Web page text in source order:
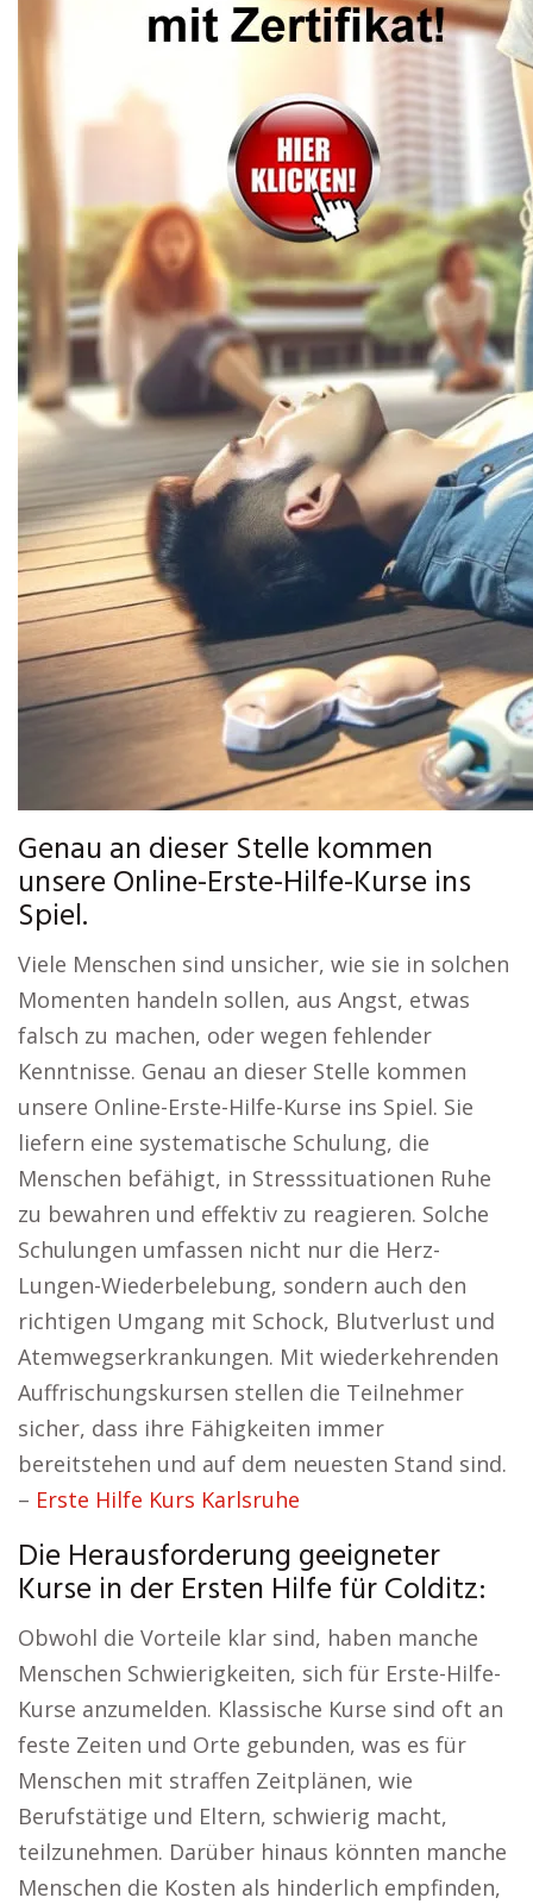
Genau an dieser Stelle kommen
unsere Online-Erste-Hilfe-Kurse ins
Spiel.
Viele Menschen sind unsicher, wie sie in solchen
Momenten handeln sollen, aus Angst, etwas
falsch zu machen, oder wegen fehlender
Kenntnisse. Genau an dieser Stelle kommen
unsere Online-Erste-Hilfe-Kurse ins Spiel. Sie
liefern eine systematische Schulung, die
Menschen befähigt, in Stresssituationen Ruhe
zu bewahren und effektiv zu reagieren. Solche
Schulungen umfassen nicht nur die Herz-
Lungen-Wiederbelebung, sondern auch den
richtigen Umgang mit Schock, Blutverlust und
Atemwegserkrankungen. Mit wiederkehrenden
Auffrischungskursen stellen die Teilnehmer
sicher, dass ihre Fähigkeiten immer
bereitstehen und auf dem neuesten Stand sind.
– Erste Hilfe Kurs Karlsruhe
Die Herausforderung geeigneter
Kurse in der Ersten Hilfe für Colditz:
Obwohl die Vorteile klar sind, haben manche
Menschen Schwierigkeiten, sich für Erste-Hilfe-
Kurse anzumelden. Klassische Kurse sind oft an
feste Zeiten und Orte gebunden, was es für
Menschen mit straffen Zeitplänen, wie
Berufstätige und Eltern, schwierig macht,
teilzunehmen. Darüber hinaus könnten manche
Menschen die Kosten als hinderlich empfinden,